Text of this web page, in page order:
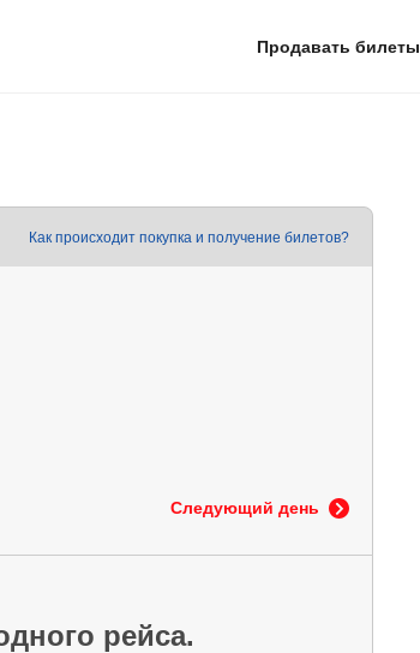
Продавать билеты
Как происходит покупка и получение билетов?
Следующий день
рейса.